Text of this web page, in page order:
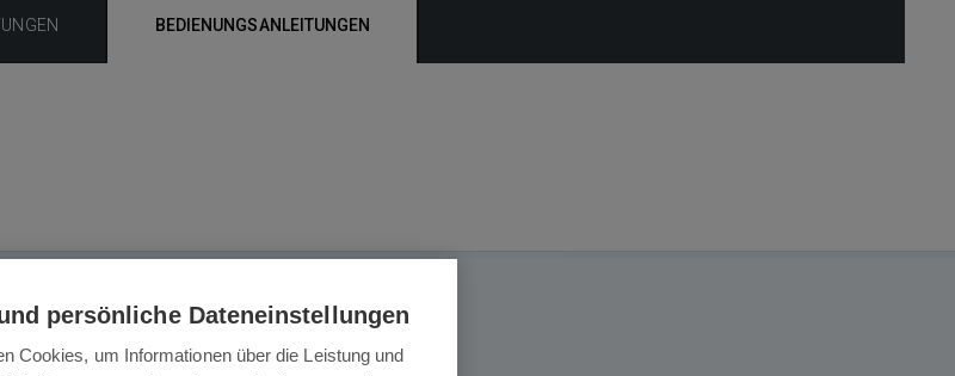
BEDIENUNGSANLEITUNGEN
Sie auch interessieren
persönliche Dateneinstellungen
Cookies, um Informationen über die Leistung und